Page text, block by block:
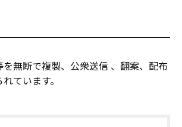
無断で複製、公衆送信 、翻案、配布
ています。